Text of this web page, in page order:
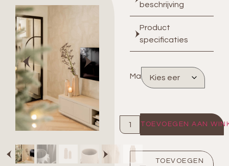
beschrijving
Product
specificaties
Maat
TOEVOEGEN AAN
TOEVOEGEN